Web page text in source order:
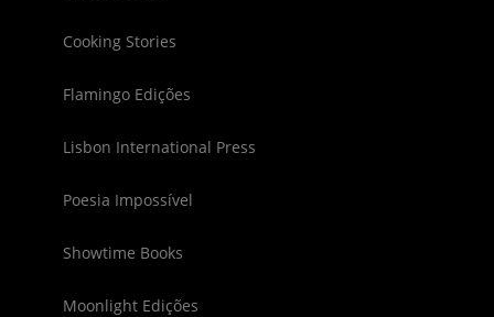
Cooking Stories
Flamingo Edições
Lisbon International Press
Poesia Impossível
Showtime Books
Moonlight Edições